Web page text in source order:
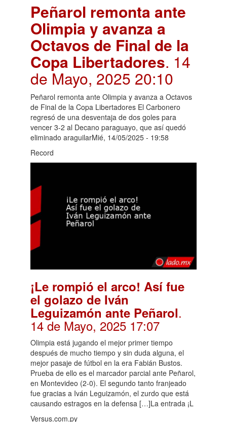
Peñarol remonta ante
Olimpia y avanza a
Octavos de Final de la
Copa Libertadores. 14
de Mayo, 2025 20:10
Peñarol remonta ante Olimpia y avanza a Octavos
de Final de la Copa Libertadores El Carbonero
regresó de una desventaja de dos goles para
vencer 3-2 al Decano paraguayo, que así quedó
eliminado araguilarMié, 14/05/2025 - 19:58
Record
¡Le rompió el arco! Así fue
el golazo de Iván
Leguizamón ante Peñarol.
14 de Mayo, 2025 17:07
Olimpia está jugando el mejor primer tiempo
después de mucho tiempo y sin duda alguna, el
mejor pasaje de fútbol en la era Fabián Bustos.
Prueba de ello es el marcador parcial ante Peñarol,
en Montevideo (2-0). El segundo tanto franjeado
fue gracias a Iván Leguizamón, el zurdo que está
causando estragos en la defensa […]La entrada ¡L
Versus.com.py